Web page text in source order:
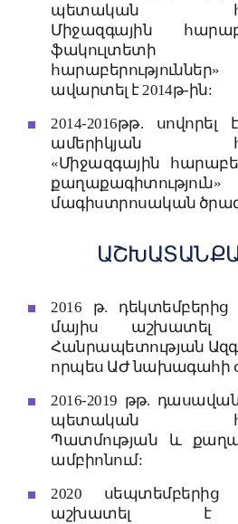
պետական
Միջազգային
ֆակուլտետի
ավարտել է 2014թ-ին:
2014-2016թթ.
ամերիկյան
«Միջազգային
քաղաքագիտություն»
մագիստրոսական
2016 թ. դեկտեմբերից
մայիս
Հանրապետության
որպես ԱԺ նախագահի
2016-2019 թթ.
պետական
Պատմության և
ամբիոնում:
2020
աշխատել է